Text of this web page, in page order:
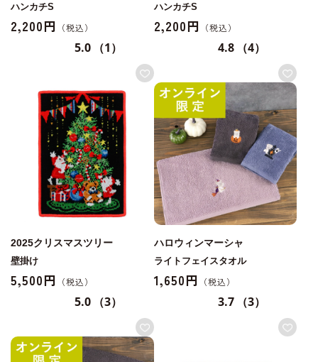
ハンカチS
2,200円
5.0 （1）
ハンカチS
2,200円
4.8 （4）
2025クリスマスツリー
壁掛け
5,500円
5.0 （3）
ハロウィンマーシャ
ライトフェイスタオル
1,650円
3.7 （3）